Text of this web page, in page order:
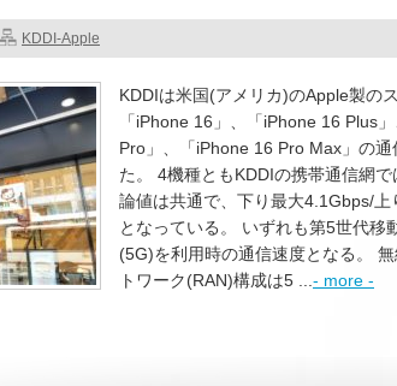
KDDI-Apple
KDDIは米国(アメリカ)のApple製の
「iPhone 16」、「iPhone 16 Plus
Pro」、「iPhone 16 Pro Max」の通
た。 4機種ともKDDIの携帯通信網
論値は共通で、下り最大4.1Gbps/
となっている。 いずれも第5世代移
(5G)を利用時の通信速度となる。
トワーク(RAN)構成は5 ... - more -